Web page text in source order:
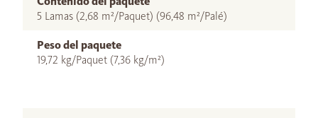
5 Lamas (2,68 m²/Paquet) (96,48 m²/Palé)
Peso del paquete
19,72 kg/Paquet (7,36 kg/m²)